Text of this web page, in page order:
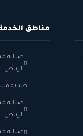
مناطق
صيانة
الرياض
صيانة
صيانة
الرياض
صيانة